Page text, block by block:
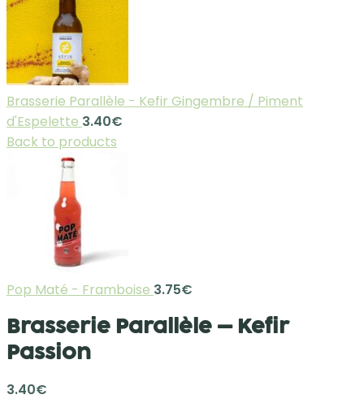
Brasserie Parallèle - Kefir Gingembre / Piment
d'Espelette 3.40€
Back to products
Pop Maté - Framboise 3.75€
Brasserie Parallèle – Kefir
Passion
3.40€